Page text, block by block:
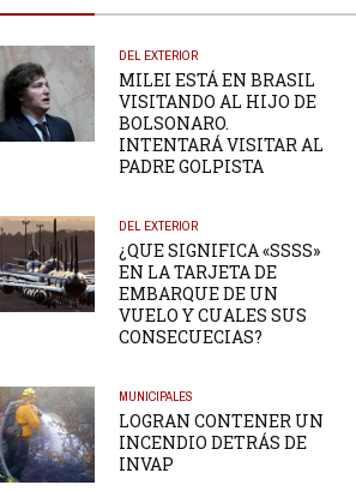
DEL EXTERIOR
MILEI ESTÁ EN BRASIL
VISITANDO AL HIJO DE
BOLSONARO.
INTENTARÁ VISITAR AL
PADRE GOLPISTA
DEL EXTERIOR
¿QUE SIGNIFICA «SSSS»
EN LA TARJETA DE
EMBARQUE DE UN
VUELO Y CUALES SUS
CONSECUECIAS?
MUNICIPALES
LOGRAN CONTENER UN
INCENDIO DETRÁS DE
INVAP
que se difunde
Video-cables de San
el primer jueves de
52. S.C. de Bariloche, Río
| Sitio Producido porKarma Web Sitios